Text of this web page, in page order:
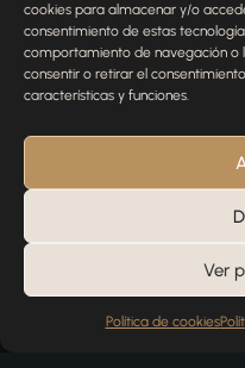
cookies para almacenar y/o
consentimiento de estas
comportamiento de navegación o
consentir o retirar el
características y funciones.
Ver
Política de cookies
TELÉFONO